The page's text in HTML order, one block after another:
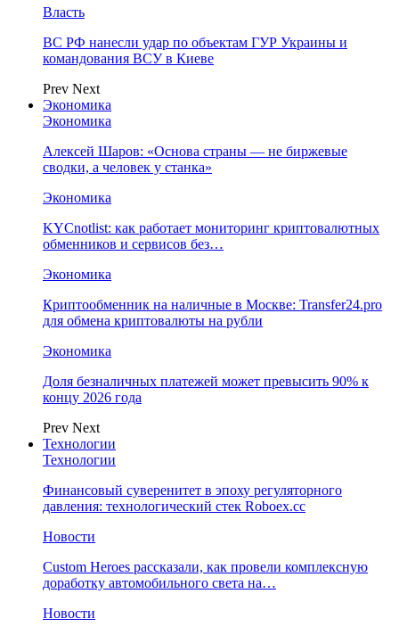
Власть
ВС РФ нанесли удар по объектам ГУР Украины и
командования ВСУ в Киеве
Prev Next
Экономика
Экономика
Алексей Шаров: «Основа страны — не биржевые
сводки, а человек у станка»
Экономика
KYCnotlist: как работает мониторинг криптовалютных
обменников и сервисов без…
Экономика
Криптообменник на наличные в Москве: Transfer24.pro
для обмена криптовалюты на рубли
Экономика
Доля безналичных платежей может превысить 90% к
концу 2026 года
Prev Next
Технологии
Технологии
Финансовый суверенитет в эпоху регуляторного
давления: технологический стек Roboex.cc
Новости
Custom Heroes рассказали, как провели комплексную
доработку автомобильного света на…
Новости